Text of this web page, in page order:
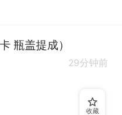
瓶盖提成）
29分钟前
收藏